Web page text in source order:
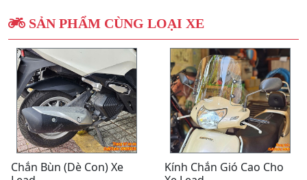
SẢN PHẨM CÙNG LOẠI XE
Chắn Bùn (Dè Con) Xe
Kính Chắn Gió Cao Cho